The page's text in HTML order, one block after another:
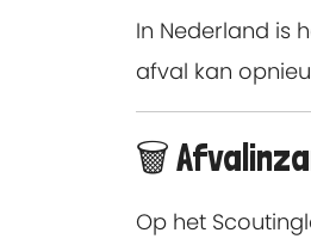
In Nederland is
afval kan
🗑️
Op het